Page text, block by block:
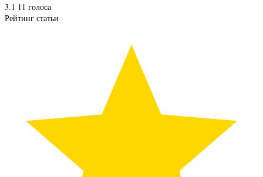
3.1 11 голоса
Рейтинг статьи